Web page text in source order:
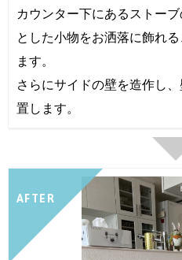
カウンター下にあるストー
とした小物をお洒落に飾れ
ます。
さらにサイドの壁を造作し
置します。
AFTER